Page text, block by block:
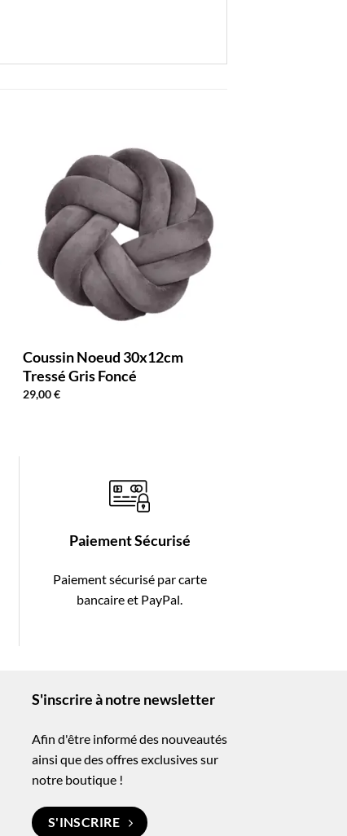
Coussin Noeud 30x12cm
Tressé Gris Foncé
29,00€
Paiement Sécurisé
Paiement sécurisé par carte
bancaire et PayPal.
S'inscrire à notre newsletter
Afin d'être informé des nouveautés
ainsi que des offres exclusives sur
notre boutique !
S'INSCRIRE